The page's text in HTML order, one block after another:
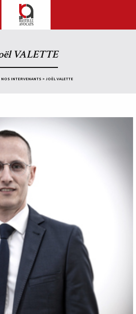
VALETTE
NOS INTERVENANTS> JOËL VALETTE